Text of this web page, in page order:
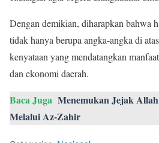
Dengan demikian, diharapkan bahwa
tidak hanya berupa angka-angka di
kenyataan yang mendatangkan
dan ekonomi daerah.
Baca Juga Menemukan Jejak
Melalui Az-Zahir